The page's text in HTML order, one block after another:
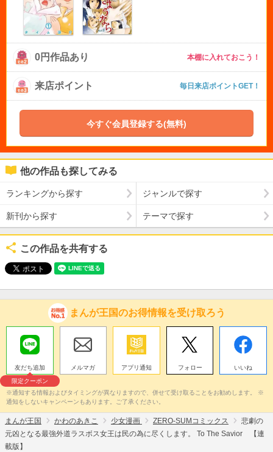
0円作品あり 本棚に入れておこう！
来店ポイント 毎日来店ポイントGET！
今すぐ会員登録する(無料)
他の作品も探してみる
ランキングから探す ジャンルで探す
新刊から探す テーマで探す
この作品を共有する
まんが王国のお得情報を受け取ろう
友だち追加
限定クーポン
メルマガ アプリ通知 フォロー いいね
※通知する情報およびタイミングが異なりますので、併せて受け取ることをお勧めします。 ※
通知をしないキャンペーンもあります。ご了承ください。
まんが王国 かわのあきこ 少女漫画 ZERO-SUMコミックス
悲劇の
元凶となる最強外道ラスボス女王は民の為に尽くします。 To The Savior 【連
載版】